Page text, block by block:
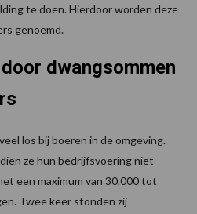
te doen. Hierdoor worden deze
genoemd.
dwangsommen
los bij boeren in de omgeving.
ze hun bedrijfsvoering niet
een maximum van 30.000 tot
Twee keer stonden zij